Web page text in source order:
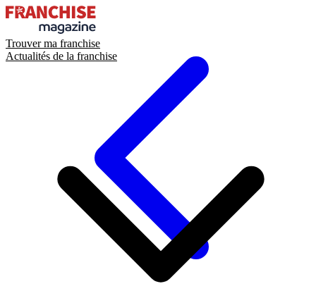
Trouver ma franchise
Actualités de la franchise